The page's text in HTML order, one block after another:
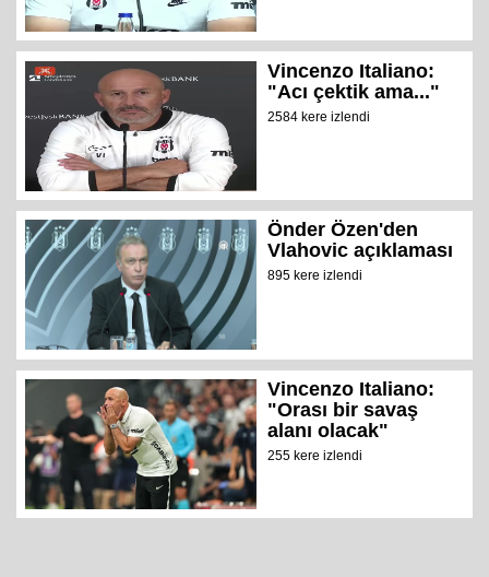
Vincenzo Italiano:
"Acı çektik ama..."
2584 kere izlendi
Önder Özen'den
Vlahovic açıklaması
895 kere izlendi
Vincenzo Italiano:
"Orası bir savaş
alanı olacak"
255 kere izlendi